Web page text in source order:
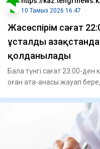
10 Тамыз 2026 16:47
Жасөспірім сағат
ұсталды
қолданылады
Бала түнгі сағат 23:00-ден
оған ата-анасы жауап